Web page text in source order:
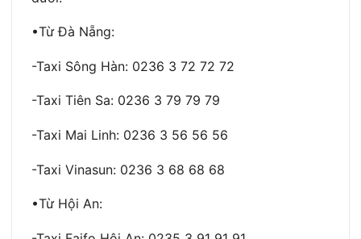
•Từ Đà Nẵng:
-Taxi Sông Hàn: 0236 3 72 72 72
-Taxi Tiên Sa: 0236 3 79 79 79
-Taxi Mai Linh: 0236 3 56 56 56
-Taxi Vinasun: 0236 3 68 68 68
•Từ Hội An: